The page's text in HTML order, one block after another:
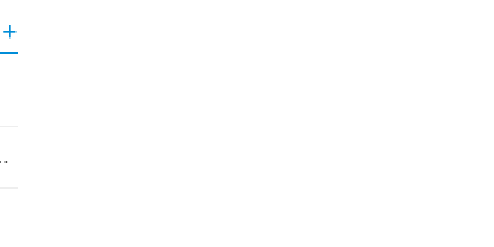
+
果产业化服务中心